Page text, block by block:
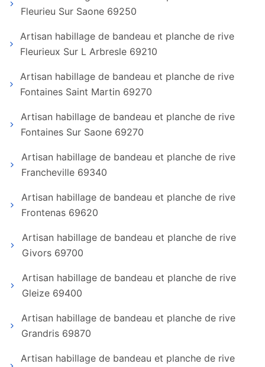
Fleurieu Sur Saone 69250
Artisan habillage de bandeau et planche de rive
Fleurieux Sur L Arbresle 69210
Artisan habillage de bandeau et planche de rive
Fontaines Saint Martin 69270
Artisan habillage de bandeau et planche de rive
Fontaines Sur Saone 69270
Artisan habillage de bandeau et planche de rive
Francheville 69340
Artisan habillage de bandeau et planche de rive
Frontenas 69620
Artisan habillage de bandeau et planche de rive
Givors 69700
Artisan habillage de bandeau et planche de rive
Gleize 69400
Artisan habillage de bandeau et planche de rive
Grandris 69870
Artisan habillage de bandeau et planche de rive